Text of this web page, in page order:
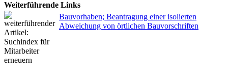
Weiterführende Links
Bauvorhaben; Beantragung einer isolierten
Abweichung von örtlichen Bauvorschriften